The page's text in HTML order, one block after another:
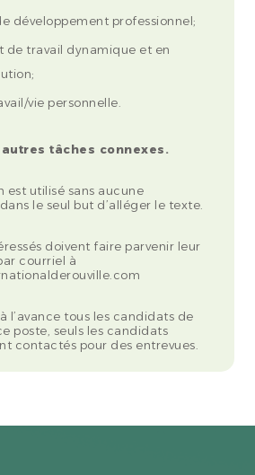
développement professionnel;
de travail dynamique et en
vie personnelle.
tâches connexes.
est utilisé sans aucune
le seul but d’alléger le texte.
doivent faire parvenir leur
courriel à
l’avance tous les candidats de
poste, seuls les candidats
contactés pour des entrevues.